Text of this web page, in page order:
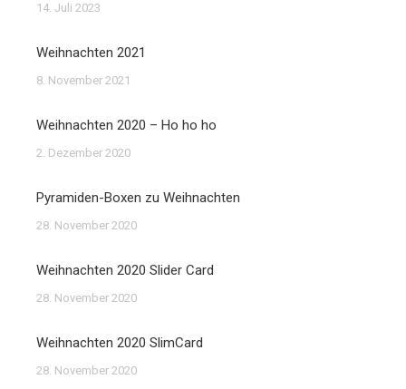
14. Juli 2023
Weihnachten 2021
8. November 2021
Weihnachten 2020 – Ho ho ho
2. Dezember 2020
Pyramiden-Boxen zu Weihnachten
28. November 2020
Weihnachten 2020 Slider Card
28. November 2020
Weihnachten 2020 SlimCard
28. November 2020